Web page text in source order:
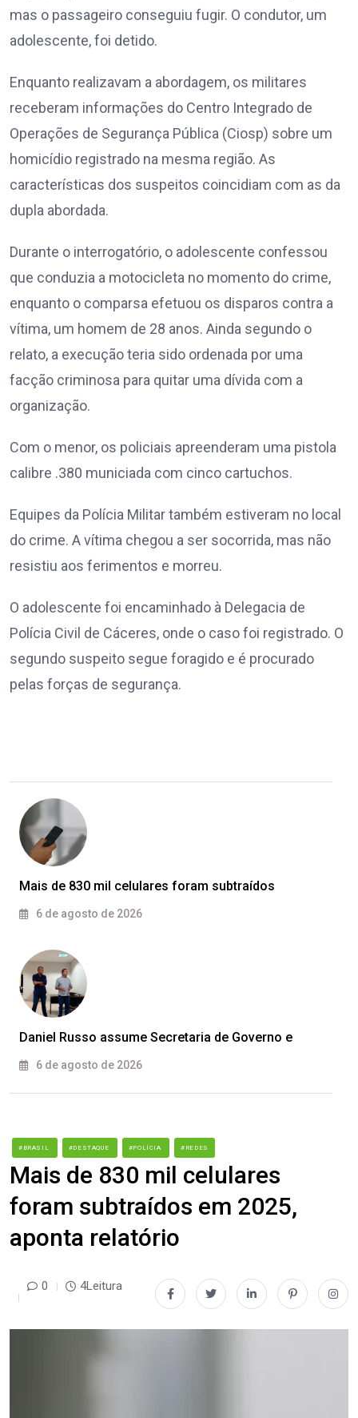
mas o passageiro conseguiu fugir. O condutor, um
adolescente, foi detido.
Enquanto realizavam a abordagem, os militares
receberam informações do Centro Integrado de
Operações de Segurança Pública (Ciosp) sobre um
homicídio registrado na mesma região. As
características dos suspeitos coincidiam com as da
dupla abordada.
Durante o interrogatório, o adolescente confessou
que conduzia a motocicleta no momento do crime,
enquanto o comparsa efetuou os disparos contra a
vítima, um homem de 28 anos. Ainda segundo o
relato, a execução teria sido ordenada por uma
facção criminosa para quitar uma dívida com a
organização.
Com o menor, os policiais apreenderam uma pistola
calibre .380 municiada com cinco cartuchos.
Equipes da Polícia Militar também estiveram no local
do crime. A vítima chegou a ser socorrida, mas não
resistiu aos ferimentos e morreu.
O adolescente foi encaminhado à Delegacia de
Polícia Civil de Cáceres, onde o caso foi registrado. O
segundo suspeito segue foragido e é procurado
pelas forças de segurança.
Mais de 830 mil celulares foram subtraídos
6 de agosto de 2026
Daniel Russo assume Secretaria de Governo e
6 de agosto de 2026
#BRASIL #DESTAQUE #POLÍCIA #REDES
Mais de 830 mil celulares
foram subtraídos em 2025,
aponta relatório
0 4Leitura